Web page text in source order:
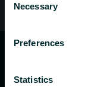
Selection
Necessary
Preferences
Statistics
Service client